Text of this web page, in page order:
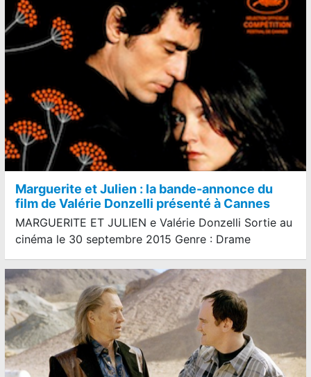
Marguerite et Julien : la bande-annonce du
film de Valérie Donzelli présenté à Cannes
MARGUERITE ET JULIEN e Valérie Donzelli Sortie au
cinéma le 30 septembre 2015 Genre : Drame